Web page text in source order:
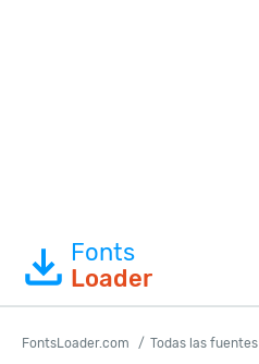
Fonts
Loader
FontsLoader.com Todas las fuentes